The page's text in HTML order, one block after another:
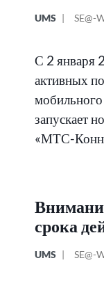
UMS SE@-
С 2 января
активных
запускает
«МТС-
срока
UMS SE@-